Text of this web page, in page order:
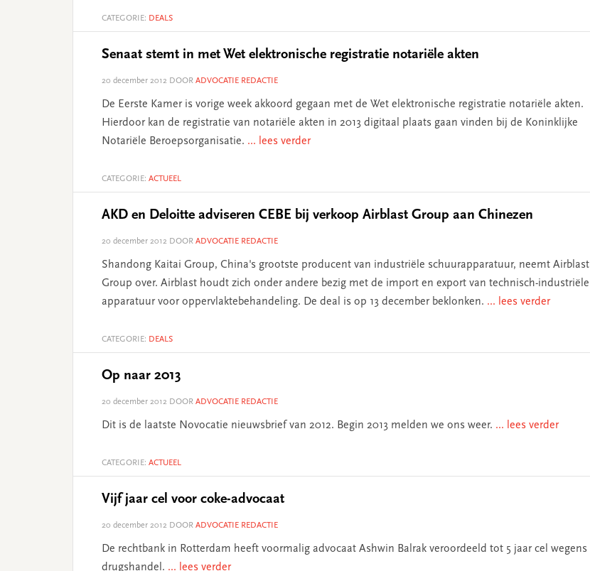
CATEGORIE: DEALS
Senaat stemt in met Wet elektronische registratie notariële akten
20 december 2012 DOOR ADVOCATIE REDACTIE
De Eerste Kamer is vorige week akkoord gegaan met de Wet elektronische registratie notariële akten.
Hierdoor kan de registratie van notariële akten in 2013 digitaal plaats gaan vinden bij de Koninklijke
Notariële Beroepsorganisatie. ... lees verder
CATEGORIE: ACTUEEL
AKD en Deloitte adviseren CEBE bij verkoop Airblast Group aan Chinezen
20 december 2012 DOOR ADVOCATIE REDACTIE
Shandong Kaitai Group, China's grootste producent van industriële schuurapparatuur, neemt Airblast
Group over. Airblast houdt zich onder andere bezig met de import en export van technisch-industriële
apparatuur voor oppervlaktebehandeling. De deal is op 13 december beklonken. ... lees verder
CATEGORIE: DEALS
Op naar 2013
20 december 2012 DOOR ADVOCATIE REDACTIE
Dit is de laatste Novocatie nieuwsbrief van 2012. Begin 2013 melden we ons weer. ... lees verder
CATEGORIE: ACTUEEL
Vijf jaar cel voor coke-advocaat
20 december 2012 DOOR ADVOCATIE REDACTIE
De rechtbank in Rotterdam heeft voormalig advocaat Ashwin Balrak veroordeeld tot 5 jaar cel wegens
drugshandel. ... lees verder